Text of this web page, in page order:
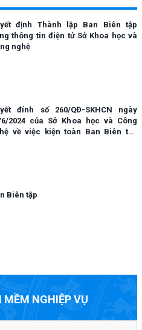
định Thành lập Ban Biên tập
thông tin điện tử Sở Khoa học và
nghệ
đính số 260/QĐ-SKHCN ngày
6/2024 của Sở Khoa học và Công
về việc kiện toàn Ban Biên tập
Biên tập
MỀM NGHIỆP VỤ